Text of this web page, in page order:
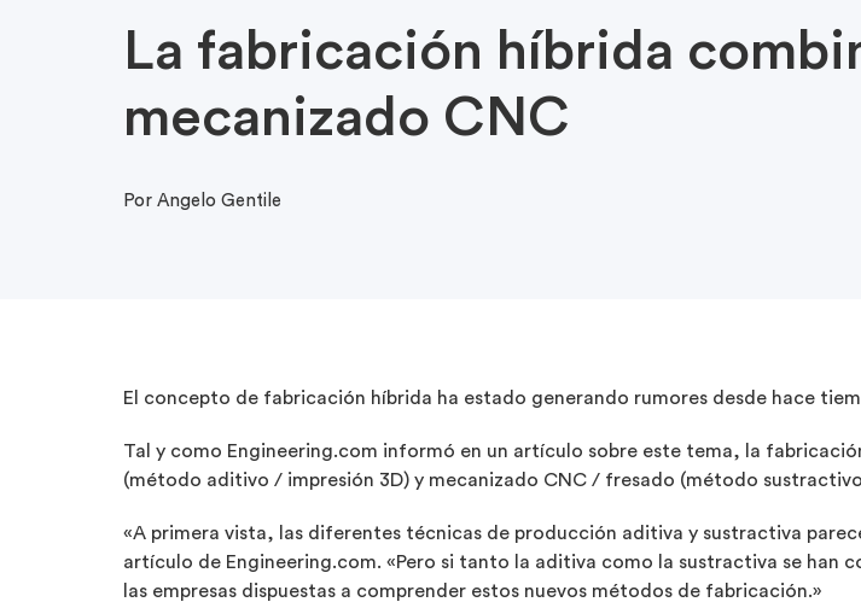
La fabricación híbrida
mecanizado CNC
Por Angelo Gentile
El concepto de fabricación híbrida ha estado generando rumores desde hace
Tal y como Engineering.com informó en un artículo sobre este tema, la
(método aditivo / impresión 3D) y mecanizado CNC / fresado (método
«A primera vista, las diferentes técnicas de producción aditiva y sustractiva
artículo de Engineering.com. «Pero si tanto la aditiva como la sustractiva se
las empresas dispuestas a comprender estos nuevos métodos de fabricación.»